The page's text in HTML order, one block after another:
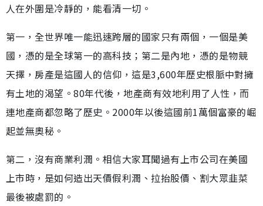
人在外圍是冷靜的，能看清一切。
第一，全世界唯一能迅速跨層的國家只有兩個，一個是美
國，憑的是全球第一的高科技；第二是內地，憑的是物競
天擇，房產是這國人的信仰，這是3,600年歷史根脈中對擁
有土地的渴望。80年代後，地產商有效地利用了人性，而
連地產商都忽略了歷史。2000年以後這國前1萬個富豪的崛
起並無奧秘。
第二，沒有商業利潤。相信大家耳聞過有上市公司在美國
上市時，是如何造出天價假利潤、拉抬股價、割大眾韭菜
最後被處罰的。